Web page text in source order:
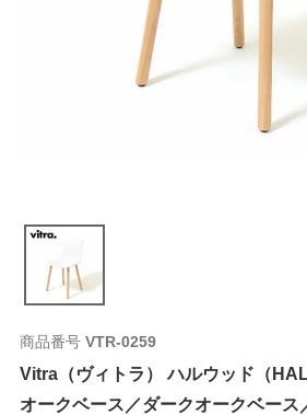
商品番号 VTR-0259
Vitra（ヴィトラ） ハルウッド（
オークベース／ダークオークベース